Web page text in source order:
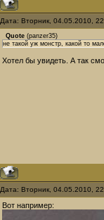
Дата: Вторник, 04.05.2010,
Quote (panzer35)
не такой уж монстр, какой то
Хотел бы увидеть. А так
Дата: Вторник, 04.05.2010,
Вот например: